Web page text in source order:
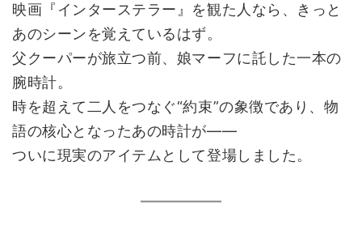
映画『インターステラー』を観た人なら、きっと
あのシーンを覚えているはず。
父クーパーが旅立つ前、娘マーフに託した一本の
腕時計。
時を超えて二人をつなぐ“約束”の象徴であり、物
語の核心となったあの時計が――
ついに現実のアイテムとして登場しました。